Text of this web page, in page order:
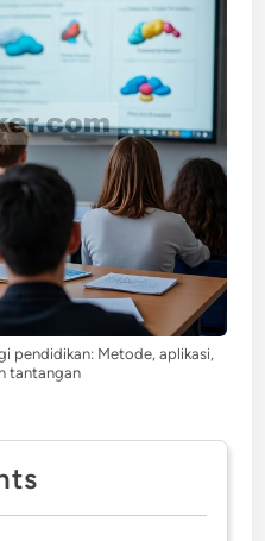
pendidikan: Metode, aplikasi,
tantangan